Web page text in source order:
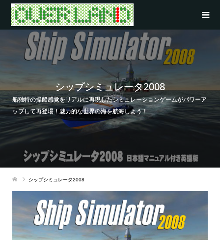
シップシミュレータ2008
船独特の操船感覚をリアルに再現したシミュレーションゲームがパワーア
ップして再登場！魅力的な世界の海を航海しよう！
シップシミュレータ2008